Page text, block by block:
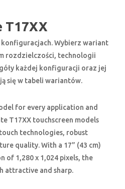
T17XX
Wybierz wariant
rozdzielczości, technologii
każdej konfiguracji oraz jej
się w tabeli wariantów.
for every application and
T17XX touchscreen models
technologies, robust
quality. With a 17” (43 cm)
of 1,280 x 1,024 pixels, the
attractive and sharp.